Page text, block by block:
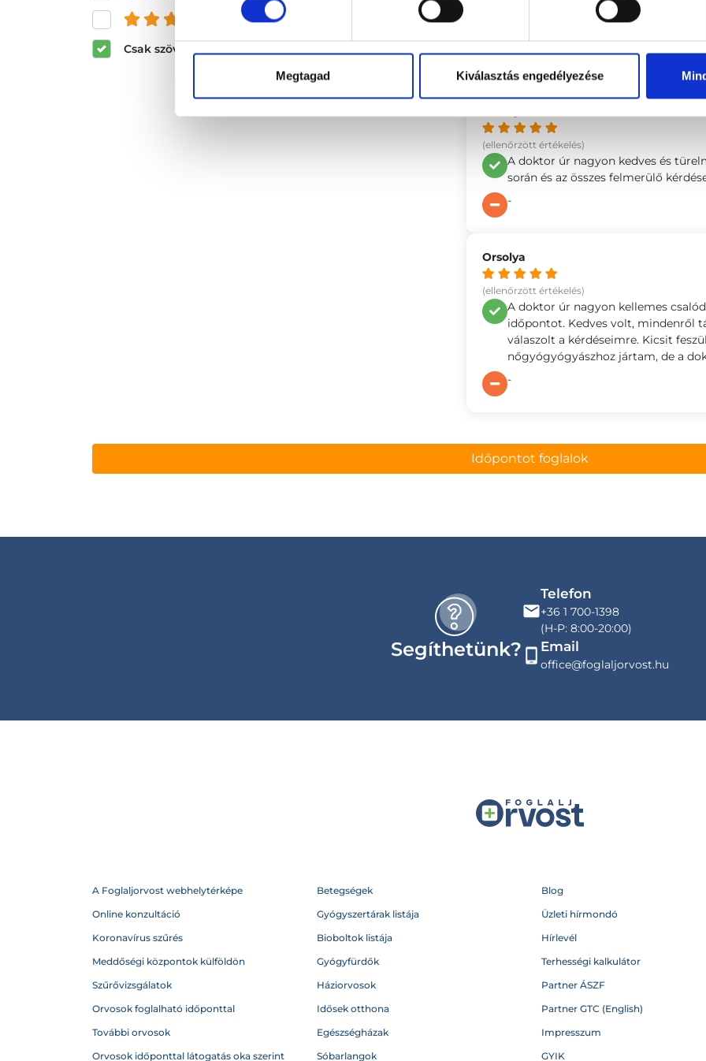
Megtagad Kiválasztás engedélyezése
és felette
Csak szöveges értékelések megjelenítése
Figyelmes és alapos volt,
-
(ellenőrzött értékelés)
A doktor úr nagyon kedves és
során és az összes felmerülő
-
Orsolya
(ellenőrzött értékelés)
A doktor úr nagyon kellemes
időpontot. Kedves volt, mindenről
válaszolt a kérdéseimre. Kicsit
nőgyógyógyászhoz jártam, de a
-
Időpontot foglalok
Segíthetünk?
Telefon
+36 1 700-1398
(H-P: 8:00-20:00)
Email
office@foglaljorvost.hu
A Foglaljorvost webhelytérképe
Online konzultáció
Koronavírus szűrés
Meddőségi központok külföldön
Szűrővizsgálatok
Orvosok foglalható időponttal
További orvosok
Orvosok időponttal látogatás oka szerint
Betegségek
Gyógyszertárak listája
Bioboltok listája
Gyógyfürdők
Háziorvosok
Idősek otthona
Egészségházak
Sóbarlangok
Blog
Üzleti hírmondó
Hírlevél
Terhességi kalkulátor
Partner ÁSZF
Partner GTC (English)
Impresszum
GYIK